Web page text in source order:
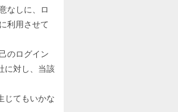
なしに、ロ
利用させて
のログイン
に対し、当該
じてもいかな